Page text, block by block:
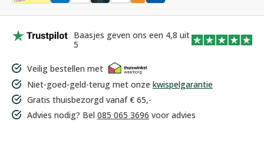
Baasjes geven ons een 4,8 uit
5
Veilig bestellen met
Niet-goed-geld-terug met onze kwispelgarantie
Gratis thuisbezorgd vanaf € 65,-
Advies nodig? Bel 085 065 3696 voor advies